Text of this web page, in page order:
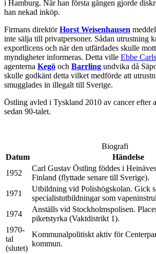
i Hamburg. När han första gången gjorde
han nekad inköp.
Firmans direktörHorst Weisenhausen
inte sälja till privatpersoner. Sådan utrustning
exportlicens och när den utfärdades skulle
myndigheter informeras. Detta ville Ebbe
agenterna Kegö och Barrling undvika då
skulle godkänt detta vilket medförde att
smugglades in illegalt till Sverige.
Östling avled i Tyskland 2010 av cancer efter
sedan 90-talet.
Biografi
Datum
Händelse
1952
Carl Gustav Östling föddes i
Finland (flyttade senare till Sverige).
1971
Utbildning vid Polishögskolan. Gick
specialistutbildningar som
1974
Anställs vid Stockholmspolisen.
piketstyrka (Vaktdistrikt 1).
1970-
tal
(slutet)
Kommunalpolitiskt aktiv för
kommun.